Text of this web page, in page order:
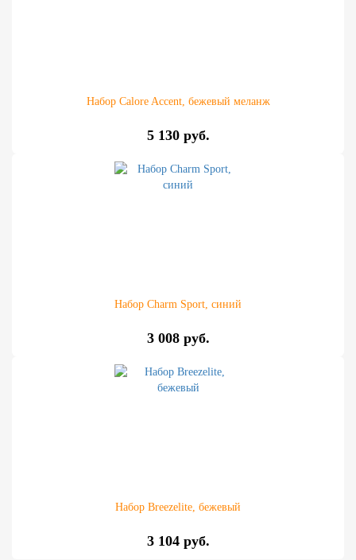
Набор Calore Accent, бежевый меланж
5 130 руб.
Набор Charm Sport, синий
3 008 руб.
Набор Breezelite, бежевый
3 104 руб.